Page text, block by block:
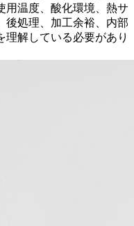
用温度、酸化環境、熱サ
後処理、加工余裕、内部
解している必要があり